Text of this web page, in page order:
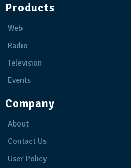
Products
Web
Radio
Television
Events
Company
About
Contact Us
User Policy